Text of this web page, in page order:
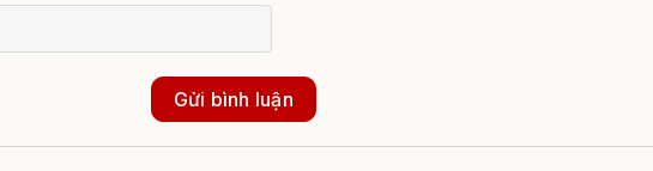
Gửi bình luận